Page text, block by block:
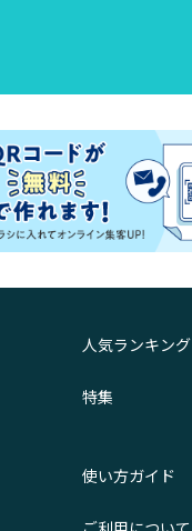
人気ランキング
特集
使い方ガイド